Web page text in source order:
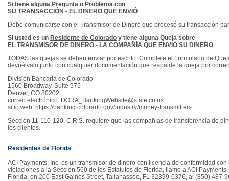
Si tiene alguna Pregunta o Problema con
SU TRANSACCIÓN - EL DINERO QUE ENVIÓ
Debe comunicarse con el Transmisor de Dinero que procesó su transacción
Si usted es un Residente de Colorado y tiene alguna Queja sobre
EL TRANSMISOR DE DINERO - LA COMPAÑÍA QUE ENVIÓ SU DINERO
TODAS las quejas se deben enviar por escrito. Complete el Formulario de
devuélvalo junto con cualquier documentación que respalde la queja por
División Bancaria de Colorado
1560 Broadway, Suite 975
Denver, CO 80202
correo electrónico: DORA_BankingWebsite@state.co.us
sitio web: https://banking.colorado.gov/industry/money-transmitters
Sección 11-110-120, C.R.S. requiere que las compañías de transferencia de
los clientes.
Residentes de Florida
ACI Payments, Inc. es un transmisor de dinero con licencia de conformidad
violaciones a la Sección 560 de los Estatutos de Florida, llame a ACI
Florida, en 200 East Gaines Street, Tallahassee, FL 32399-0376, al (850) 487-